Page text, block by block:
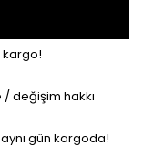
kargo!
değişim hakkı
gün kargoda!